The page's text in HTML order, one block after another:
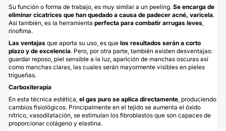
Su función o forma de trabajo, es muy similar a un peeling. Se encarga de
eliminar cicatrices que han quedado a causa de padecer acné, varicela.
Así también, es la herramienta perfecta para combatir arrugas leves
rinofima.
Las ventajas que aporta su uso, es que los resultados serán a corto
plazo y de excelencia. Pero, por otra parte, también existen desventajas:
guardar reposo, piel sensible a la luz, aparición de manchas oscuras así
como manchas claras, las cuales serán mayormente visibles en pieles
trigueñas.
Carboxiterapia
En esta técnica estética, el gas puro se aplica directamente , produciendo
cambios fisiológicos. Principalmente en el tejido se aumenta el óxido
nítrico, vasodilatación, se estimulan los fibroblastos que son capaces de
proporcionar colágeno y elastina.